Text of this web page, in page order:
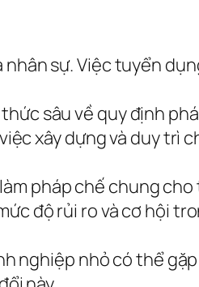
sự. Việc tuyển
sâu về quy định
xây dựng và duy trì
pháp chế chung cho
độ rủi ro và cơ hội
nghiệp nhỏ có thể